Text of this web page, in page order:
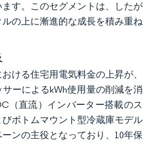
す。このセグメントは、したが
の上に漸進的な成長を積み重ね
ける住宅用電気料金の上昇が、
ーによるkWh使用量の削減を消
（直流）インバーター搭載のス
ボトムマウント型冷蔵庫モデル
ンの主役となっており、10年保